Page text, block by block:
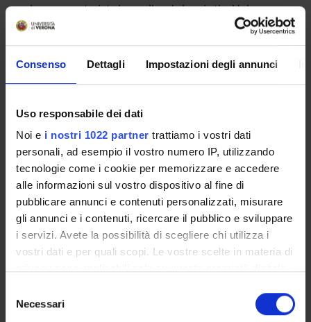
Consenso Dettagli Impostazioni degli annunci
Uso responsabile dei dati
Noi e i nostri 1022 partner trattiamo i vostri dati
personali, ad esempio il vostro numero IP, utilizzando
tecnologie come i cookie per memorizzare e accedere
alle informazioni sul vostro dispositivo al fine di
pubblicare annunci e contenuti personalizzati, misurare
gli annunci e i contenuti, ricercare il pubblico e sviluppare
i servizi. Avete la possibilità di scegliere chi utilizza i
vostri dati e per quali scopi. Le vostre scelte in materia di
modificare o revocare il proprio consenso in qualsiasi
momento dalla Dichiarazione sui cookie o facendo clic
delNecessari
and your secretariat via email and also via the Univr app.
MYUNIVR
Didactic plan and student's guide
Lesson timetable
Exam calendar
Notices
Thesis and internship proposals
Governing bodies
Faculty staff
Documents